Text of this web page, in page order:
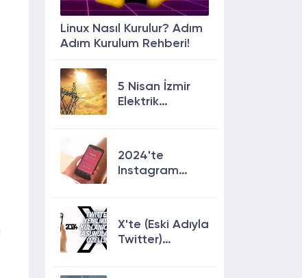
Linux Nasıl Kurulur? Adım
Adım Kurulum Rehberi!
5 Nisan İzmir
Elektrik
2024'te
Instagram
Etkili Yolları!
X'te (Eski Adıyla
Twitter)